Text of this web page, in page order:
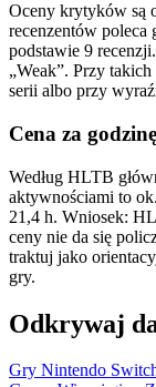
Oceny krytyków są
recenzentów poleca
podstawie 9
„Weak”. Przy
serii albo przy
Cena za
Według HLTB
aktywnościami to
21,4 h. Wniosek:
ceny nie da się
traktuj jako
gry.
Odkrywaj
Gry Nintendo